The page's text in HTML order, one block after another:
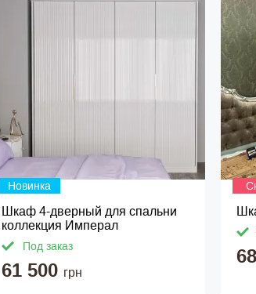
Новинка
Шкаф 4-дверный для спальни
коллекция Имперал
Под заказ
61 500 грн